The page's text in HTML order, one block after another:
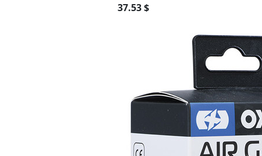
37.53 $